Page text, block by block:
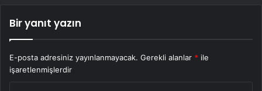
Bir yanıt yazın
E-posta adresiniz yayınlanmayacak. Gerekli alanlar * ile
işaretlenmişlerdir